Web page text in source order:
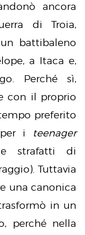
ancora
di Troia,
battibaleno
a Itaca e,
Perché sì,
con il proprio
preferito
i teenager
strafatti di
Tuttavia
una canonica
in un
perché nella